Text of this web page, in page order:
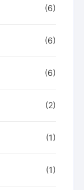
(6)
(6)
(6)
(2)
(1)
(1)